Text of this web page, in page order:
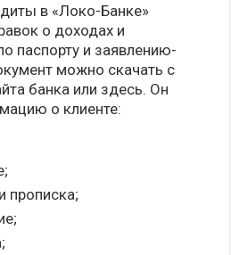
в «Локо-Банке»
о доходах и
паспорту и заявлению-
можно скачать с
банка или здесь. Он
о клиенте:
прописка;